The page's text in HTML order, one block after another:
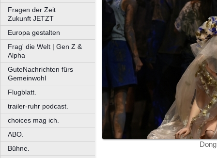
Fragen der Zeit
Zukunft JETZT
Europa gestalten
Frag' die Welt | Gen Z &
Alpha
GuteNachrichten fürs
Gemeinwohl
Flugblatt.
trailer-ruhr podcast.
choices mag ich.
ABO.
Bühne.